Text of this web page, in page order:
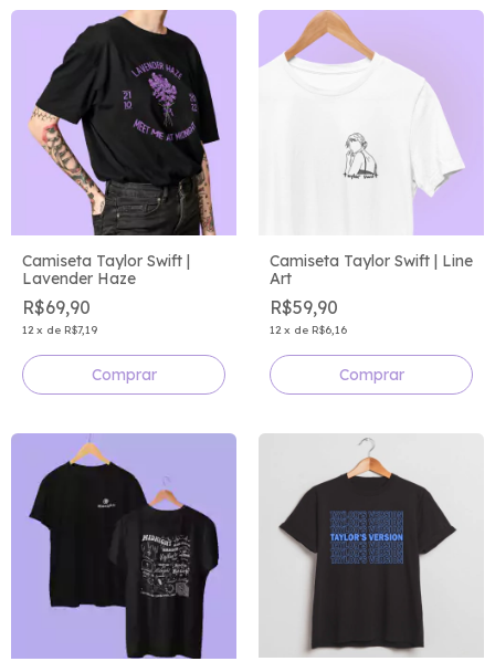
Camiseta Taylor Swift |
Lavender Haze
R$69,90
12 x de R$7,19
Comprar
Camiseta Taylor Swift | Line
Art
R$59,90
12 x de R$6,16
Comprar